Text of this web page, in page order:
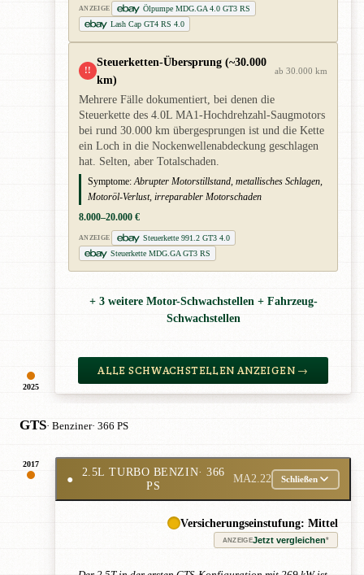
2025
ANZEIGE
Ölpumpe MDG.GA 4.0 GT3 RS
Lash Cap GT4 RS 4.0
!!
Steuerketten-Übersprung (~30.000
km)
ab 30.000 km
Mehrere Fälle dokumentiert, bei denen die
Steuerkette des 4.0L MA1-Hochdrehzahl-Saugmotors
bei rund 30.000 km übergesprungen ist und die Kette
ein Loch in die Nockenwellenabdeckung geschlagen
hat. Selten, aber Totalschaden.
Symptome: Abrupter Motorstillstand, metallisches Schlagen,
Motoröl-Verlust, irreparabler Motorschaden
8.000–20.000 €
ANZEIGE
Steuerkette 991.2 GT3 4.0
Steuerkette MDG.GA GT3 RS
+ 3 weitere Motor-Schwachstellen + Fahrzeug-
Schwachstellen
ALLE SCHWACHSTELLEN ANZEIGEN →
GTS· Benziner· 366 PS
2017
●
2.5L TURBO BENZIN· 366
PS
MA2.22 Schließen
Versicherungseinstufung: Mittel
ANZEIGEJetzt vergleichen*